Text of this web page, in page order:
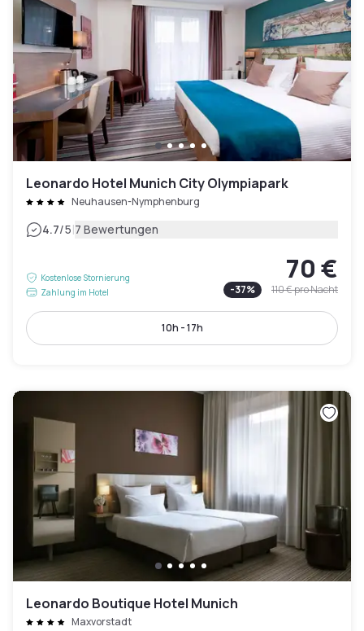
Leonardo Hotel Munich City Olympiapark
Neuhausen-Nymphenburg
4.7/5|7 Bewertungen
Kostenlose Stornierung
Zahlung im Hotel
70 €
-37% 110 €pro Nacht
10h - 17h
Leonardo Boutique Hotel Munich
Maxvorstadt